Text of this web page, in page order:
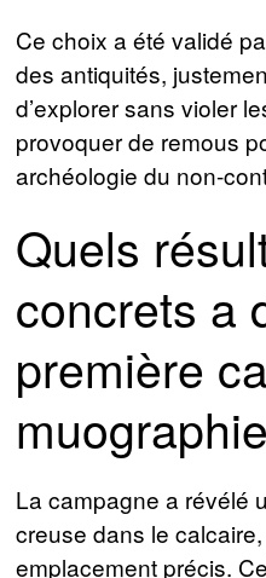
Ce choix a été validé
des antiquités,
d’explorer sans violer
provoquer de remous
archéologie du non-
Quels
concrets a
première
La campagne a révélé
creuse dans le
emplacement précis.